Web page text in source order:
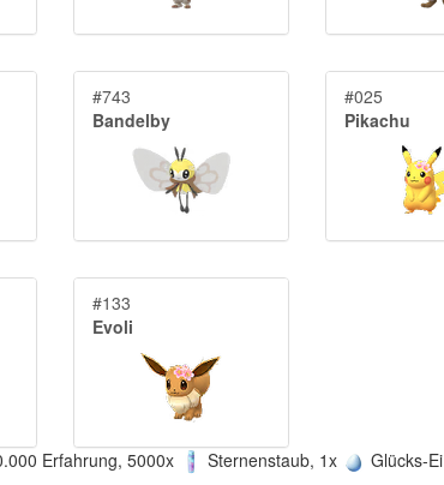
#743
Bandelby
#025
Pikachu
#133
Evoli
Erfahrung, 5000x Sternenstaub, 1x Glücks-Ei